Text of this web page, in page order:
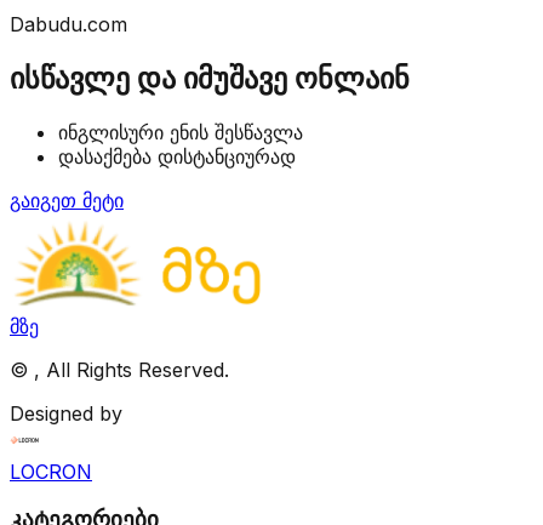
Dabudu.com
ისწავლე და იმუშავე ონლაინ
ინგლისური ენის შესწავლა
დასაქმება დისტანციურად
გაიგეთ მეტი
მზე
© , All Rights Reserved.
Designed by
LOCRON